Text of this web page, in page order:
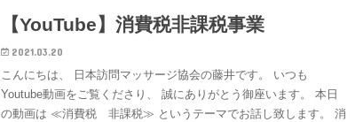
【YouTube】消費税非課税事業
2021.03.20
こんにちは、 日本訪問マッサージ協会の藤井です。 いつも
Youtube動画をご覧くださり、 誠にありがとう御座います。 本日
の動画は ≪消費税 非課税≫ というテーマでお話し致します。 消